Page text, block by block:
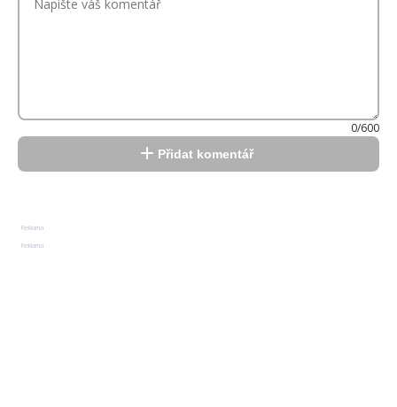
0/600
Přidat komentář
Reklama
Reklama